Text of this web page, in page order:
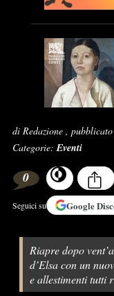
di Redazione ,
Categorie:Eventi
0
Seguici su Google
Riapre dopo
d’Elsa con un
e allestimenti tutti